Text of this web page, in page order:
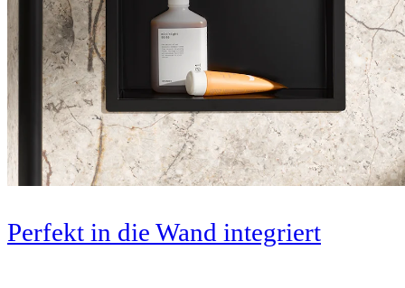
Perfekt in die Wand integriert